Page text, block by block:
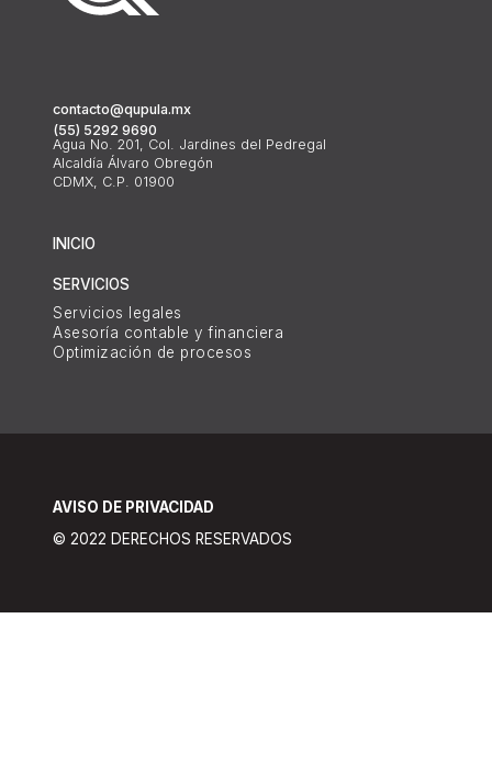
contacto@qupula.mx
(55) 5292 9690
Agua No. 201, Col. Jardines del Pedregal
Alcaldía Álvaro Obregón
CDMX, C.P. 01900
INICIO
SERVICIOS
Servicios legales
Asesoría contable y financiera
Optimización de procesos
AVISO DE PRIVACIDAD
© 2022 DERECHOS RESERVADOS